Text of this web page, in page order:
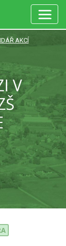
AKCÍ
V